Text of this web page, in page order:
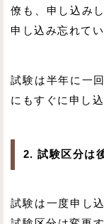
僚も、申し込み
申し込み忘れて
試験は半年に一
にもすぐに申し
2. 試験区分は
試験は一度申し